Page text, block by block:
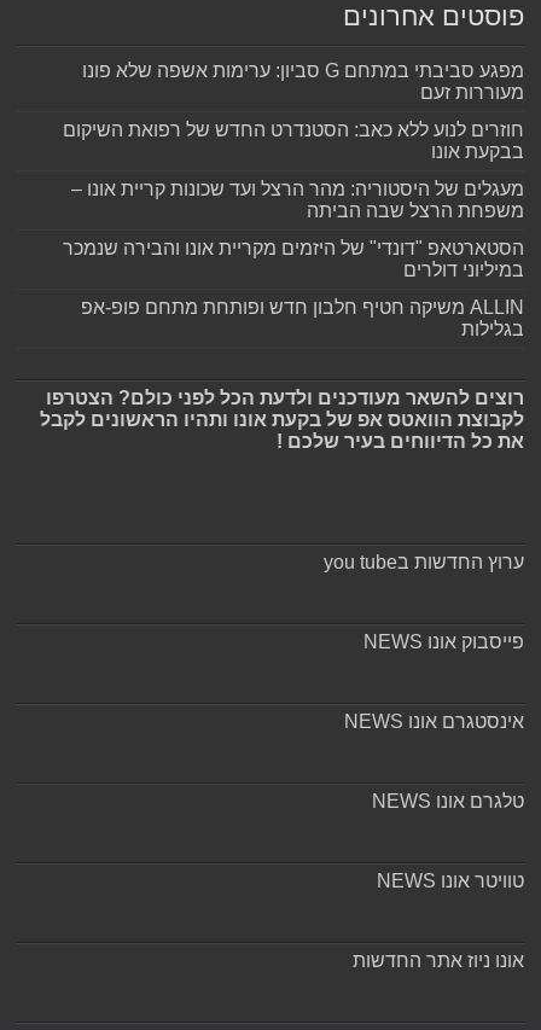
פוסטים אחרונים
מפגע סביבתי במתחם G סביון: ערימות אשפה שלא פונו
מעוררות זעם
חוזרים לנוע ללא כאב: הסטנדרט החדש של רפואת השיקום
בבקעת אונו
מעגלים של היסטוריה: מהר הרצל ועד שכונות קריית אונו –
משפחת הרצל שבה הביתה
הסטארטאפ "דונדי" של היזמים מקריית אונו והבירה שנמכר
במיליוני דולרים
ALLIN משיקה חטיף חלבון חדש ופותחת מתחם פופ-אפ
בגלילות
רוצים להשאר מעודכנים ולדעת הכל לפני כולם? הצטרפו
לקבוצת הוואטס אפ של בקעת אונו ותהיו הראשונים לקבל
את כל הדיווחים בעיר שלכם !
ערוץ החדשות בyou tube
פייסבוק אונו NEWS
אינסטגרם אונו NEWS
טלגרם אונו NEWS
טוויטר אונו NEWS
אונו ניוז אתר החדשות